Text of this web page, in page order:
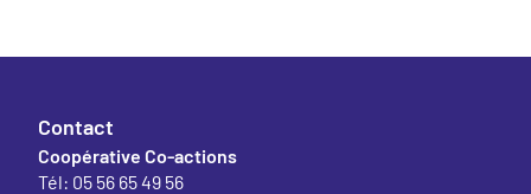
Contact
Coopérative Co-actions
Tél: 05 56 65 49 56